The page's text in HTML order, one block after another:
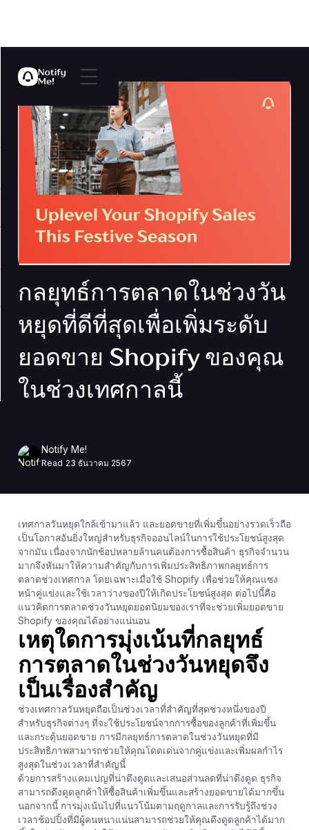
กลยุทธ์การตลาดในช่วงวัน
หยุดที่ดีที่สุดเพื่อเพิ่มระดับ
ยอดขาย Shopify ของคุณ
ในช่วงเทศกาลนี้
Notify Me!
Read 23 ธันวาคม 2567
เทศกาลวันหยุดใกล้เข้ามาแล้ว และยอดขายที่เพิ่มขึ้นอย่างรวดเร็วถือ
เป็นโอกาสอันยิ่งใหญ่สำหรับธุรกิจออนไลน์ในการใช้ประโยชน์สูงสุด
จากมัน เนื่องจากนักช้อปหลายล้านคนต้องการซื้อสินค้า ธุรกิจจำนวน
มากจึงหันมาให้ความสำคัญกับการเพิ่มประสิทธิภาพกลยุทธ์การ
ตลาดช่วงเทศกาล โดยเฉพาะเมื่อใช้ Shopify เพื่อช่วยให้คุณแซง
หน้าคู่แข่งและใช้เวลาว่างของปีให้เกิดประโยชน์สูงสุด ต่อไปนี้คือ
แนวคิดการตลาดช่วงวันหยุดยอดนิยมของเราที่จะช่วยเพิ่มยอดขาย
Shopify ของคุณได้อย่างแน่นอน
เหตุใดการมุ่งเน้นที่กลยุทธ์
การตลาดในช่วงวันหยุดจึง
เป็นเรื่องสำคัญ
ช่วงเทศกาลวันหยุดถือเป็นช่วงเวลาที่สำคัญที่สุดช่วงหนึ่งของปี
สำหรับธุรกิจต่างๆ ที่จะใช้ประโยชน์จากการซื้อของลูกค้าที่เพิ่มขึ้น
และกระตุ้นยอดขาย การมีกลยุทธ์การตลาดในช่วงวันหยุดที่มี
ประสิทธิภาพสามารถช่วยให้คุณโดดเด่นจากคู่แข่งและเพิ่มผลกำไร
สูงสุดในช่วงเวลาที่สำคัญนี้
ด้วยการสร้างแคมเปญที่น่าดึงดูดและเสนอส่วนลดที่น่าดึงดูด ธุรกิจ
สามารถดึงดูดลูกค้าให้ซื้อสินค้าเพิ่มขึ้นและสร้างยอดขายได้มากขึ้น
นอกจากนี้ การมุ่งเน้นไปที่แนวโน้มตามฤดูกาลและการรับรู้ถึงช่วง
เวลาช้อปปิ้งที่มีผู้คนหนาแน่นสามารถช่วยให้คุณดึงดูดลูกค้าได้มาก